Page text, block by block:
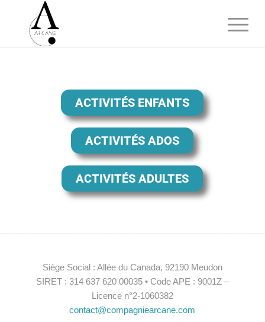
ACTIVITÉS ENFANTS
ACTIVITÉS ADOS
ACTIVITÉS ADULTES
Siège Social : Allée du Canada, 92190 Meudon
SIRET : 314 637 620 00035 • Code APE : 9001Z –
Licence n°2-1060382
contact@compagniearcane.com